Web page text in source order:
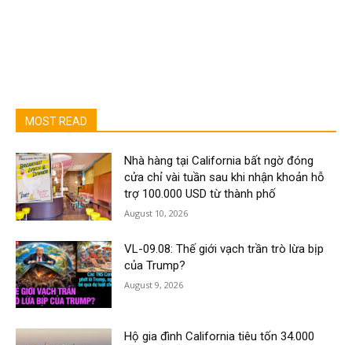
MOST READ
Nhà hàng tại California bất ngờ đóng
cửa chỉ vài tuần sau khi nhận khoản hỗ
trợ 100.000 USD từ thành phố
August 10, 2026
VL-09.08: Thế giới vạch trần trò lừa bịp
của Trump?
August 9, 2026
Hộ gia đình California tiêu tốn 34.000